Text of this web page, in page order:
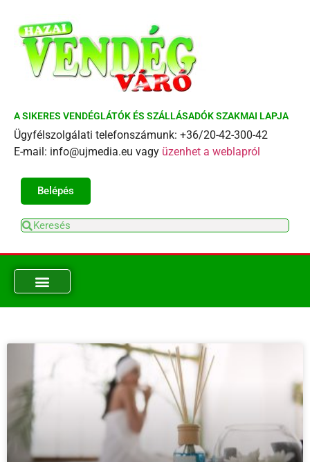
A SIKERES VENDÉGLÁTÓK ÉS SZÁLLÁSADÓK SZAKMAI LAPJA
Ügyfélszolgálati telefonszámunk: +36/20-42-300-42
E-mail: info@ujmedia.eu vagy üzenhet a weblapról
Belépés